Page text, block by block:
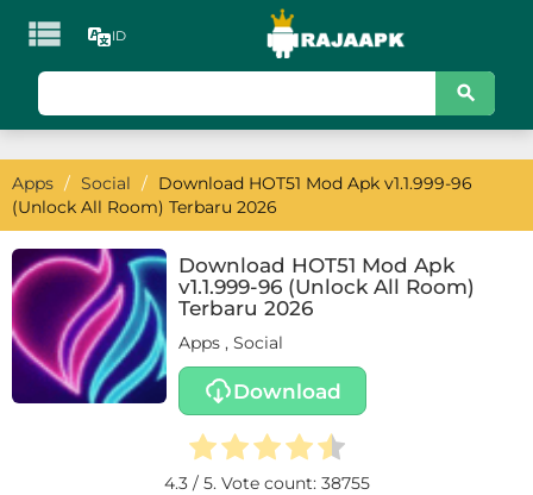
 ID
Games
Action
Arcade
Board
Card
Apps / Social / Download HOT51 Mod Apk v1.1.999-96
(Unlock All Room) Terbaru 2026
Download HOT51 Mod Apk
v1.1.999-96 (Unlock All Room)
Terbaru 2026
Apps , Social
Download
4.3/ 5. Vote count: 38755